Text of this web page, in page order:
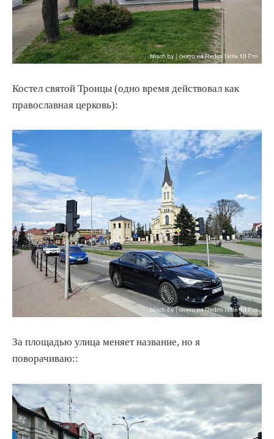
Костел святой Троицы (одно время действовал как
православная церковь):
За площадью улица меняет название, но я
поворачиваю::